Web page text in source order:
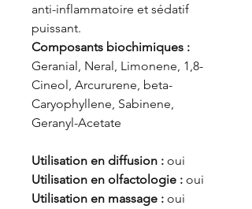
anti-inflammatoire et sédatif
puissant.
Composants biochimiques :
Geranial, Neral, Limonene, 1,8-
Cineol, Arcururene, beta-
Caryophyllene, Sabinene,
Geranyl-Acetate
Utilisation en diffusion : oui
Utilisation en olfactologie : oui
Utilisation en massage : oui